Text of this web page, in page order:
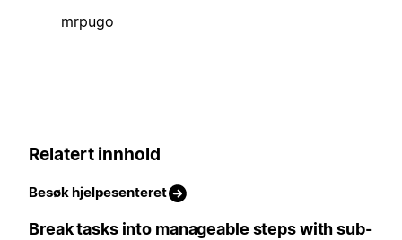
mrpugo
Relatert innhold
Besøk hjelpesenteret
Break tasks into manageable steps with sub-